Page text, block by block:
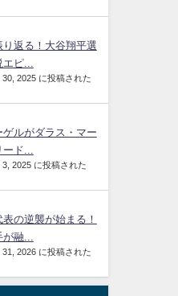
返る！大谷翔平選
ピ...
30, 2025 に投稿された
ゲルがダラス・マー
ド...
3, 2025 に投稿された
の逆襲が始まる！
融...
31, 2026 に投稿された